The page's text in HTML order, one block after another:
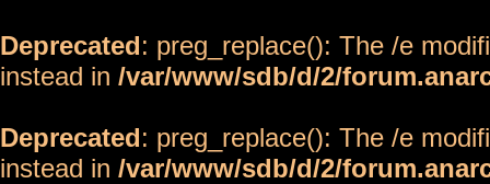
Deprecated: preg_replace(): The /e
instead in /var/www/sdb/d/2/
Deprecated: preg_replace(): The /e
instead in /var/www/sdb/d/2/